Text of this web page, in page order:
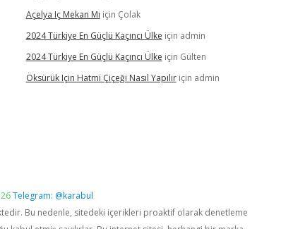
Açelya Iç Mekan Mı için Çolak
2024 Türkiye En Güçlü Kaçıncı Ülke için admin
2024 Türkiye En Güçlü Kaçıncı Ülke için Gülten
Öksürük Için Hatmi Çiçeği Nasıl Yapılıriçin admin
Telegram: @karabul
Bu nedenle, sitedeki içerikleri proaktif olarak denetleme